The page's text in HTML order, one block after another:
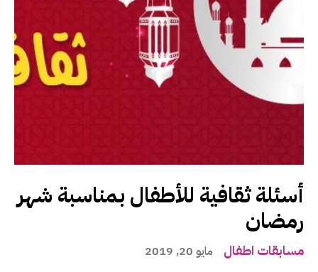
أسئلة ثقافية للأطفال بمناسبة شهر
رمضان
مسابقات اطفال مايو 20, 2019